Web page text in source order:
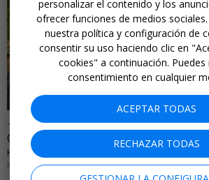
←
-25%
Oasis de relax frente a lago en el
HOTEL TERRADETS • CATALUÑA
HASTA EL 31 DE AGOSTO DE 2026
personalizar el contenido y los
ofrecer funciones de medios
nuestra política y configuración de
consentir su uso haciendo clic en
cookies" a continuación. Puedes
consentimiento en cualquier
ACEPTAR TODAS
RECHAZAR TODAS